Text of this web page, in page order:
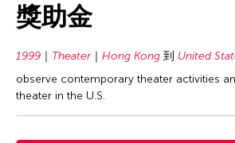
獎助金
1999 Theater Hong Kong 到 United
observe contemporary theater activities
theater in the U.S.